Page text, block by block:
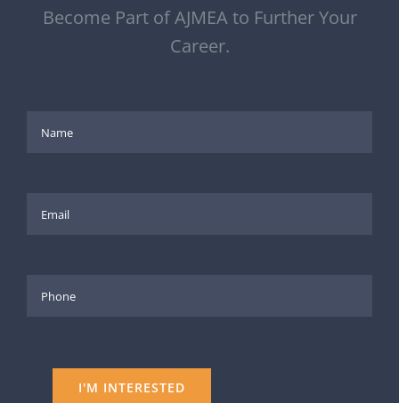
Become Part of AJMEA to Further Your
Career.